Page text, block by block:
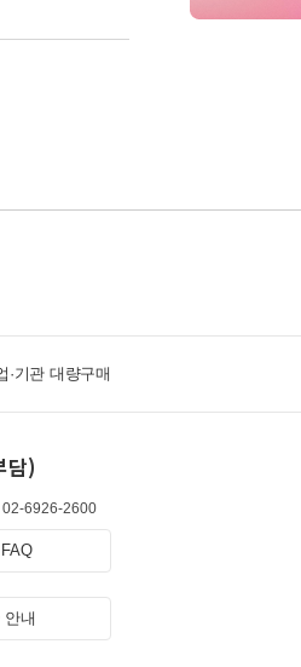
·기관 대량구매
담)
02-6926-2600
FAQ
내